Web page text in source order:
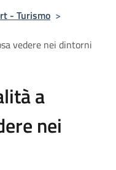
- Turismo >
vedere nei dintorni
a
nei